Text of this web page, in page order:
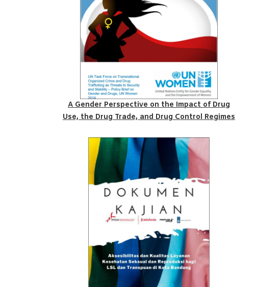
A Gender Perspective on the Impact of Drug
Use, the Drug Trade, and Drug Control Regimes